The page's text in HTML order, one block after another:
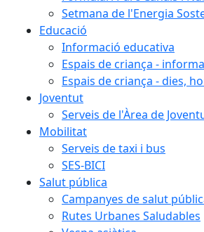
Setmana de l'Energia
Educació
Informació educativa
Espais de criança -
Espais de criança - dies,
Joventut
Serveis de l'Àrea de
Mobilitat
Serveis de taxi i bus
SES-BICI
Salut pública
Campanyes de salut
Rutes Urbanes Saludables